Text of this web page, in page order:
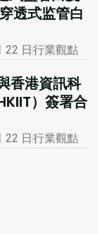
透式监管白
22 日 行業觀點
香港資訊科
）簽署合
22 日 行業觀點